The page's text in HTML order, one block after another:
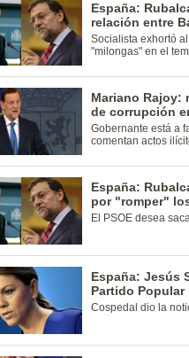
España:
relación entre
Socialista exhortó
"milongas" en el
Mariano Rajoy:
de corrupción
Gobernante está a
comentan actos
España:
por "romper"
El PSOE desea
España: Jesús
Partido Popular
Cospedal dio la